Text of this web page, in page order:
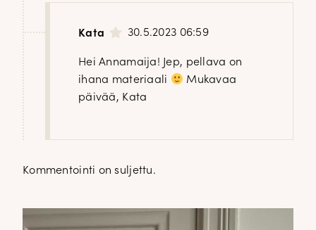
Kata 30.5.2023 06:59
Hei Annamaija! Jep, pellava on
ihana materiaali
Mukavaa
päivää, Kata
Kommentointi on suljettu.